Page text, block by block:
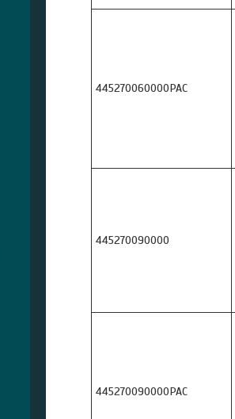
445270060000PAC
445270090000
445270090000PAC